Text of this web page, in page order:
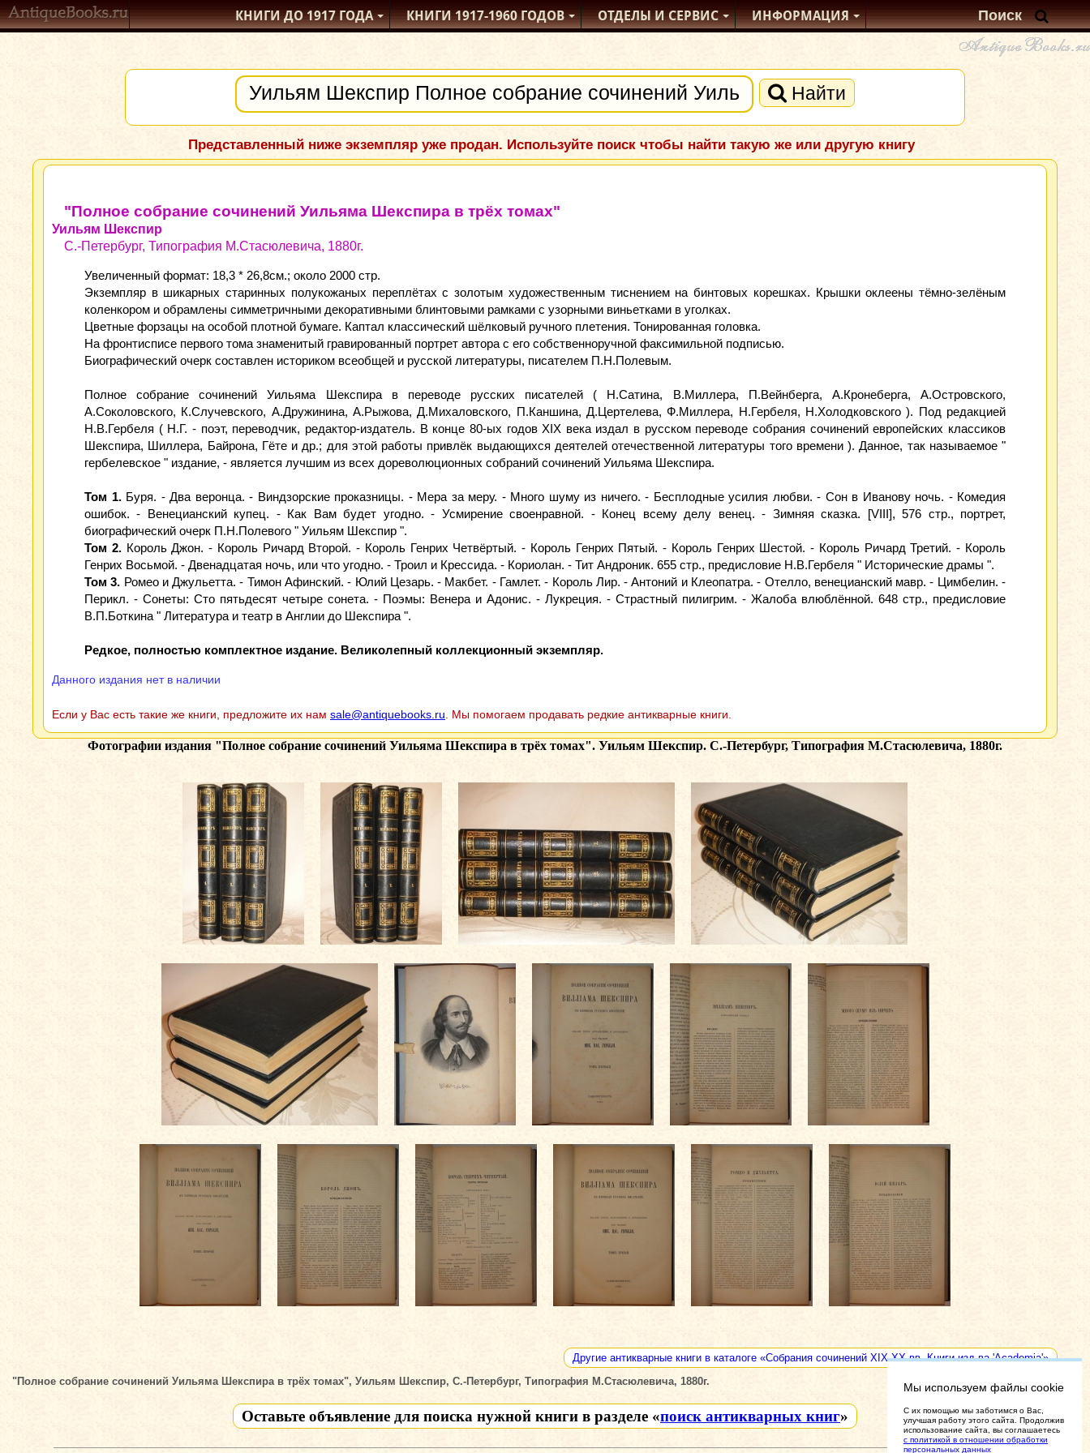
КНИГИ ДО 1917ГОДА КНИГИ1917-1960ГОДОВ ОТДЕЛЫИ СЕРВИС ИНФОРМАЦИЯ
Найти
Представленный ниже экземпляр уже продан. Используйте поиск чтобы найти такую же или другую книгу
"Полное собрание сочинений Уильяма Шекспира в трёх томах"
Уильям Шекспир
С.-Петербург, Типография М.Стасюлевича, 1880г.
Увеличенный формат: 18,3 * 26,8см.; около 2000 стр.
Экземпляр в шикарных старинных полукожаных переплётах с золотым художественным тиснением на бинтовых корешках. Крышки оклеены тёмно-зелёным
коленкором и обрамлены симметричными декоративными блинтовыми рамками с узорными виньетками в уголках.
Цветные форзацы на особой плотной бумаге. Каптал классический шёлковый ручного плетения. Тонированная головка.
На фронтисписе первого тома знаменитый гравированный портрет автора с его собственноручной факсимильной подписью.
Биографический очерк составлен историком всеобщей и русской литературы, писателем П.Н.Полевым.
Полное собрание сочинений Уильяма Шекспира в переводе русских писателей ( Н.Сатина, В.Миллера, П.Вейнберга, А.Кронеберга, А.Островского,
А.Соколовского, К.Случевского, А.Дружинина, А.Рыжова, Д.Михаловского, П.Каншина, Д.Цертелева, Ф.Миллера, Н.Гербеля, Н.Холодковского ). Под редакцией
Н.В.Гербеля ( Н.Г. - поэт, переводчик, редактор-издатель. В конце 80-ых годов XIX века издал в русском переводе собрания сочинений европейских классиков
Шекспира, Шиллера, Байрона, Гёте и др.; для этой работы привлёк выдающихся деятелей отечественной литературы того времени ). Данное, так называемое "
гербелевское " издание, - является лучшим из всех дореволюционных собраний сочинений Уильяма Шекспира.
Том 1.Буря. - Два веронца. - Виндзорские проказницы. - Мера за меру. - Много шуму из ничего. - Бесплодные усилия любви. - Сон в Иванову ночь. - Комедия
ошибок. - Венецианский купец. - Как Вам будет угодно. - Усмирение своенравной. - Конец всему делу венец. - Зимняя сказка. [VIII], 576 стр., портрет,
биографический очерк П.Н.Полевого " Уильям Шекспир ".
Том 2.Король Джон. - Король Ричард Второй. - Король Генрих Четвёртый. - Король Генрих Пятый. - Король Генрих Шестой. - Король Ричард Третий. - Король
Генрих Восьмой. - Двенадцатая ночь, или что угодно. - Троил и Крессида. - Кориолан. - Тит Андроник. 655 стр., предисловие Н.В.Гербеля " Исторические драмы ".
Том 3. Ромео и Джульетта. - Тимон Афинский. - Юлий Цезарь. - Макбет. - Гамлет. - Король Лир. - Антоний и Клеопатра. - Отелло, венецианский мавр. - Цимбелин. -
Перикл. - Сонеты: Сто пятьдесят четыре сонета. - Поэмы: Венера и Адонис. - Лукреция. - Страстный пилигрим. - Жалоба влюблённой. 648 стр., предисловие
В.П.Боткина " Литература и театр в Англии до Шекспира ".
Редкое, полностью комплектное издание. Великолепный коллекционный экземпляр.
Данного издания нет в наличии
Если у Вас есть такие же книги, предложите их нам sale@antiquebooks.ru . Мы помогаем продавать редкие антикварные книги.
Фотографии издания "Полное собрание сочинений Уильяма Шекспира в трёх томах". Уильям Шекспир. С.-Петербург, Типография М.Стасюлевича, 1880г.
Другие антикварные книги в каталоге «Собрания сочинений XIX-XX вв. Книги изд-ва 'Academia'»
"Полное собрание сочинений Уильяма Шекспира в трёх томах", Уильям Шекспир, С.-Петербург, Типография М.Стасюлевича, 1880г.
Оставьте объявление для поиска нужной книги в разделе «поиск антикварных книг»
Мы используем файлы cookie
C их помощью мы заботимся о Вас,
улучшая работу этого сайта. Продолжив
использование сайта, вы соглашаетесь
с политикой в отношении обработки
персональных данных